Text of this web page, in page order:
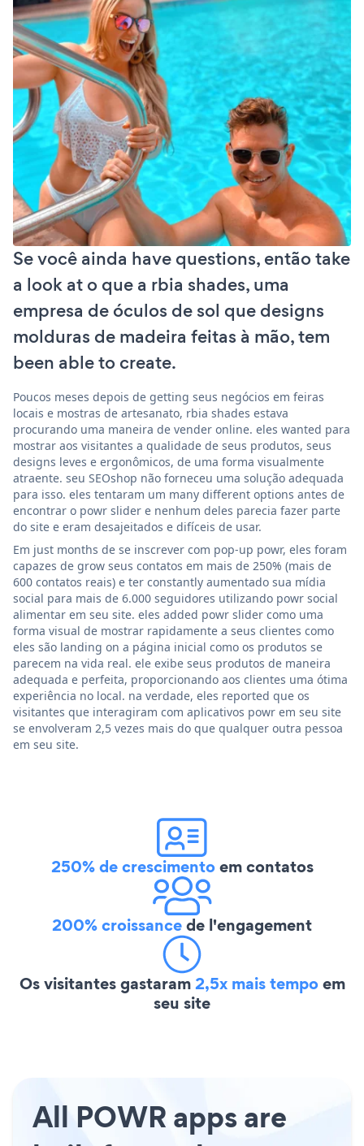
Se você ainda have questions, então take
a look at o que a rbia shades, uma
empresa de óculos de sol que designs
molduras de madeira feitas à mão, tem
been able to create.
Poucos meses depois de getting seus negócios em feiras
locais e mostras de artesanato, rbia shades estava
procurando uma maneira de vender online. eles wanted para
mostrar aos visitantes a qualidade de seus produtos, seus
designs leves e ergonômicos, de uma forma visualmente
atraente. seu SEOshop não forneceu uma solução adequada
para isso. eles tentaram um many different options antes de
encontrar o powr slider e nenhum deles parecia fazer parte
do site e eram desajeitados e difíceis de usar.
Em just months de se inscrever com pop-up powr, eles foram
capazes de grow seus contatos em mais de 250% (mais de
600 contatos reais) e ter constantly aumentado sua mídia
social para mais de 6.000 seguidores utilizando powr social
alimentar em seu site. eles added powr slider como uma
forma visual de mostrar rapidamente a seus clientes como
eles são landing on a página inicial como os produtos se
parecem na vida real. ele exibe seus produtos de maneira
adequada e perfeita, proporcionando aos clientes uma ótima
experiência no local. na verdade, eles reported que os
visitantes que interagiram com aplicativos powr em seu site
se envolveram 2,5 vezes mais do que qualquer outra pessoa
em seu site.
250% de crescimentoem contatos
200% croissancede l'engagement
Os visitantes gastaram2,5x mais tempoem
seu site
All POWR apps are